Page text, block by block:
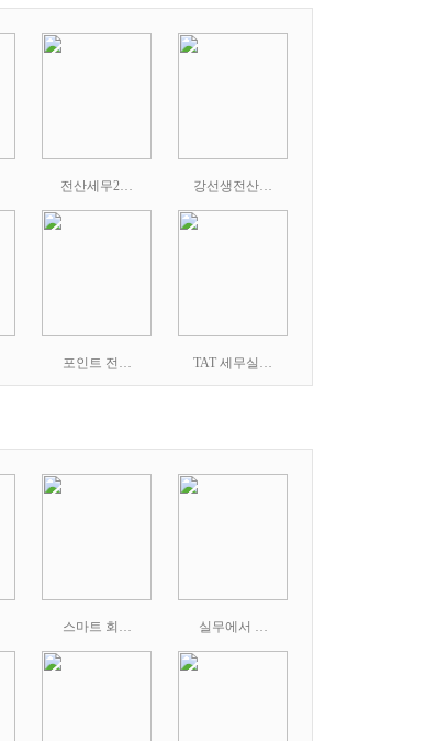
전산세무2… 강선생전산…
포인트 전… TAT 세무실…
스마트 회… 실무에서 …